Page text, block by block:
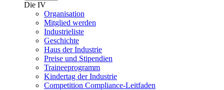
Die IV
Organisation
Mitglied werden
Industrieliste
Geschichte
Haus der Industrie
Preise und Stipendien
Traineeprogramm
Kindertag der Industrie
Competition Compliance-Leitfaden